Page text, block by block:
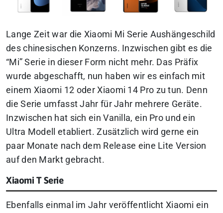
Lange Zeit war die Xiaomi Mi Serie Aushängeschild
des chinesischen Konzerns. Inzwischen gibt es die
“Mi” Serie in dieser Form nicht mehr. Das Präfix
wurde abgeschafft, nun haben wir es einfach mit
einem Xiaomi 12 oder Xiaomi 14 Pro zu tun. Denn
die Serie umfasst Jahr für Jahr mehrere Geräte.
Inzwischen hat sich ein Vanilla, ein Pro und ein
Ultra Modell etabliert. Zusätzlich wird gerne ein
paar Monate nach dem Release eine Lite Version
auf den Markt gebracht.
Xiaomi T Serie
Ebenfalls einmal im Jahr veröffentlicht Xiaomi ein